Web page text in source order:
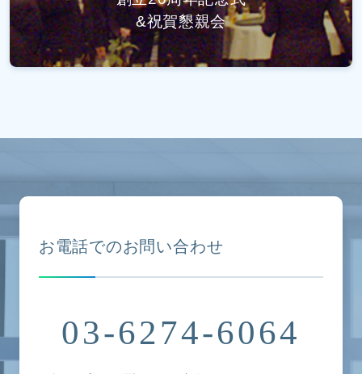
&祝賀懇親会
お電話でのお問い合わせ
03-6274-6064